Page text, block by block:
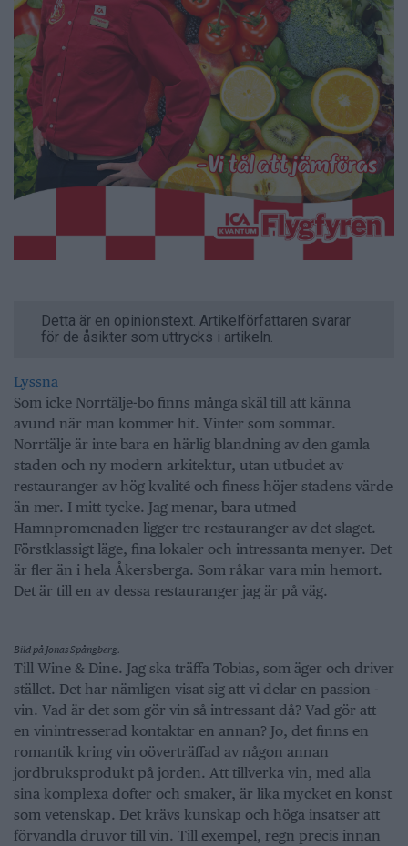
Detta är en opinionstext. Artikelförfattaren svarar
för de åsikter som uttrycks i artikeln.
Lyssna
Som icke Norrtälje-bo finns många skäl till att känna
avund när man kommer hit. Vinter som sommar.
Norrtälje är inte bara en härlig blandning av den gamla
staden och ny modern arkitektur, utan utbudet av
restauranger av hög kvalité och finess höjer stadens värde
än mer. I mitt tycke. Jag menar, bara utmed
Hamnpromenaden ligger tre restauranger av det slaget.
Förstklassigt läge, fina lokaler och intressanta menyer. Det
är fler än i hela Åkersberga. Som råkar vara min hemort.
Det är till en av dessa restauranger jag är på väg.
Bild på Jonas Spångberg.
Till Wine & Dine. Jag ska träffa Tobias, som äger och driver
stället. Det har nämligen visat sig att vi delar en passion -
vin. Vad är det som gör vin så intressant då? Vad gör att
en vinintresserad kontaktar en annan? Jo, det finns en
romantik kring vin oöverträffad av någon annan
jordbruksprodukt på jorden. Att tillverka vin, med alla
sina komplexa dofter och smaker, är lika mycket en konst
som vetenskap. Det krävs kunskap och höga insatser att
förvandla druvor till vin. Till exempel, regn precis innan